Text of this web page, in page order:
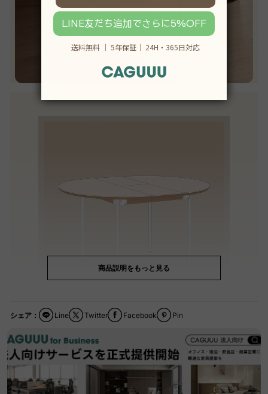
商品説明をもっと見る
シェア： Facebook
Twitter Pin
Line